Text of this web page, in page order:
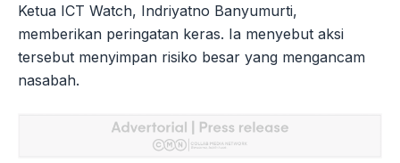
Ketua ICT Watch, Indriyatno Banyumurti,
memberikan peringatan keras. Ia menyebut aksi
tersebut menyimpan risiko besar yang mengancam
nasabah.